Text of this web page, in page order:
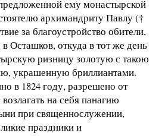
ему монастырской
архимандриту Павлу (†
за благоустройство обители,
Осташков, откуда в тот же день
ризницу золотую с такою
украшенную бриллиантами.
в 1824 году, разрешено от
на себя панагию
при священнослужении,
праздники и